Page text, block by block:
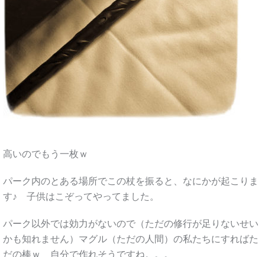
高いのでもう一枚ｗ
パーク内のとある場所でこの杖を振ると、なにかが起こりま
す♪ 子供はこぞってやってました。
パーク以外では効力がないので（ただの修行が足りないせい
かも知れません）マグル（ただの人間）の私たちにすればた
だの棒ｗ 自分で作れそうですね。。。